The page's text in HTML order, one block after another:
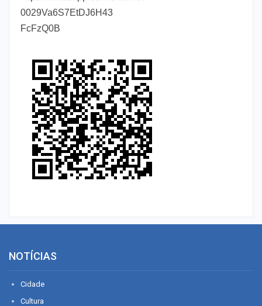
0029Va6S7EtDJ6H43
FcFzQ0B
NOTÍCIAS
Cidade
Cultura